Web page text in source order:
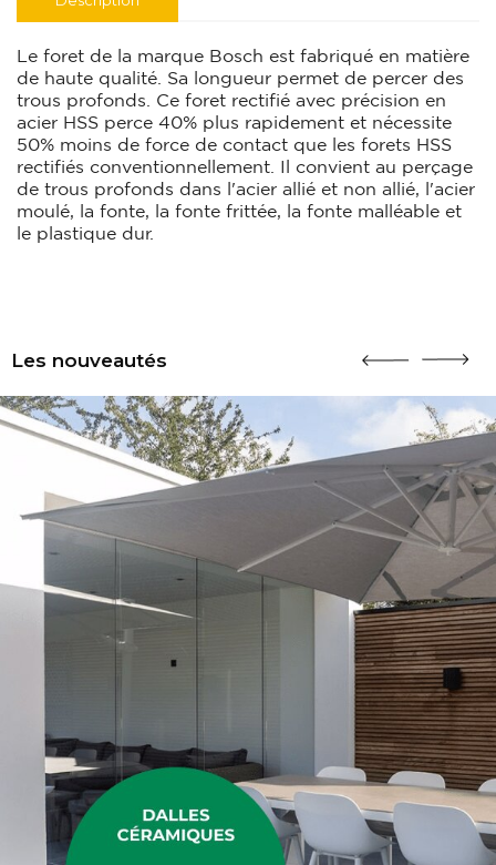
Le foret de la marque Bosch est fabriqué en matière
de haute qualité. Sa longueur permet de percer des
trous profonds. Ce foret rectifié avec précision en
acier HSS perce 40% plus rapidement et nécessite
50% moins de force de contact que les forets HSS
rectifiés conventionnellement. Il convient au perçage
de trous profonds dans l'acier allié et non allié, l'acier
moulé, la fonte, la fonte frittée, la fonte malléable et
le plastique dur.
Les nouveautés